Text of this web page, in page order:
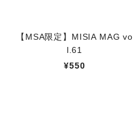
【MSA限定】MISIA MAG vo
l.61
¥550